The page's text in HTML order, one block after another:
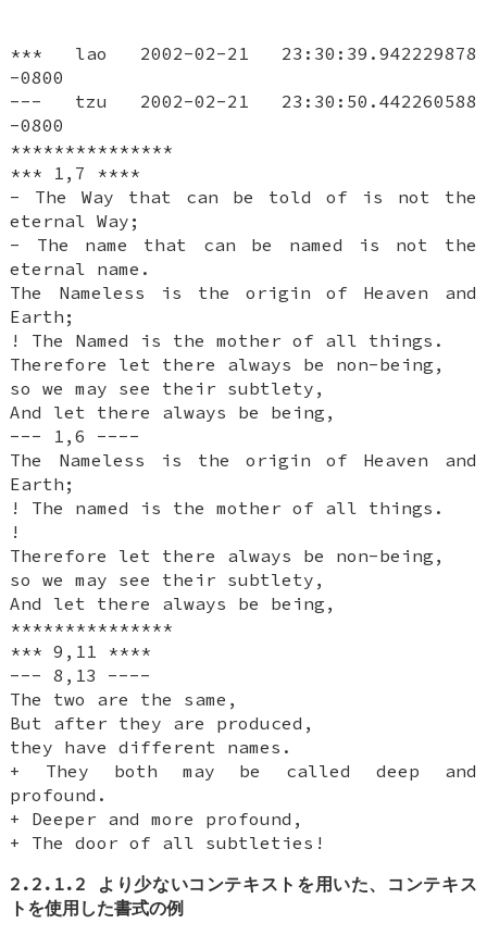
*** lao 2002-02-21 23:30:39.942229878
-0800
--- tzu 2002-02-21 23:30:50.442260588
-0800
***************
*** 1,7 ****
- The Way that can be told of is not the
eternal Way;
- The name that can be named is not the
eternal name.
The Nameless is the origin of Heaven and
Earth;
! The Named is the mother of all things.
Therefore let there always be non-being,
so we may see their subtlety,
And let there always be being,
--- 1,6 ----
The Nameless is the origin of Heaven and
Earth;
! The named is the mother of all things.
!
Therefore let there always be non-being,
so we may see their subtlety,
And let there always be being,
***************
*** 9,11 ****
--- 8,13 ----
The two are the same,
But after they are produced,
they have different names.
+ They both may be called deep and
profound.
+ Deeper and more profound,
+ The door of all subtleties!
2.2.1.2 より少ないコンテキストを用いた、コンテキス
トを使用した書式の例